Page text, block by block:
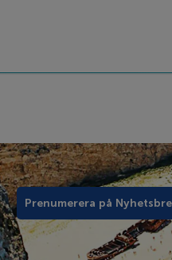
Prenumerera på